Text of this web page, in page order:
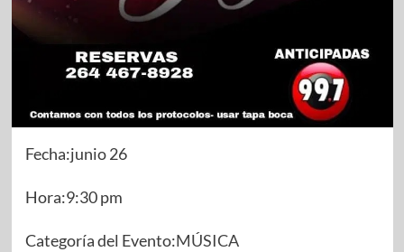
Fecha:junio 26
Hora:9:30 pm
Categoría del Evento:MÚSICA